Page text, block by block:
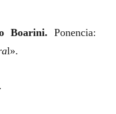
Boarini. Ponencia:
l».